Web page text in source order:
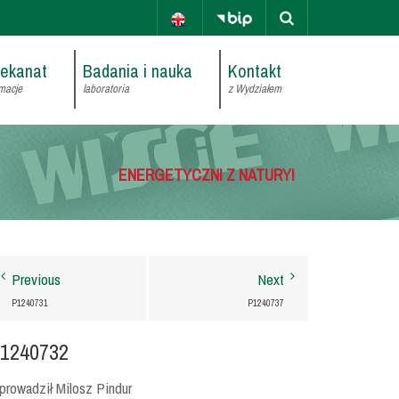
Badania i nauka
laboratoria
Kontakt
z Wydziałem
ENERGETYCZNI Z NATURY!
Previous
P1240731
Next
P1240737
Milosz Pindur